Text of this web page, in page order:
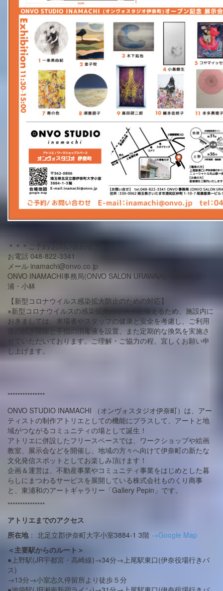
＊＊＊ご予約/お問い合わせ＊＊＊
お電話 048-822-3341
メール inamachi@onvo.co.jp
ONVO INAMACHI事務局(ONVO SALON URAWA内) 担当：三
浦・小林
【新型コロナウイルス感染拡大防止のための対応】
※新型コロナウイルスの感染拡大のリスクに備えるため、施設内に
おきましては、来場者やスタッフの健康と安全を考慮し、ご利用
後の拭き掃除と手指の消毒液を設置、また定期的な換気を実施さ
せていただいております。ご理解・ご協力の程、宜しくお願い申
し上げます。
***************
ONVO STUDIO INAMACHI （オンヴォスタジオ伊奈町）は、アー
ティストの制作アトリエとしての機能にプラスして、アートと地
域がつながるコミュニティの場として誕生！
アトリエに併設したフリースペースでは、ワークショップや絵画
教室、展示会などを開催し、地域の方々へ向けて伊奈町の新たな
文化発信スポットとしてお楽しみ頂けます！
企画＆運営は、不動産事業やコミュニティ事業をはじめとした暮
らしにまつわるサービスを展開している株式会社ものくり商事
と、東浦和のアートギャラリー「Gallery Pepin」です。
***************
アトリエまでのアクセス
所在地： 北足立郡伊奈町大字小室3884-1 3階 →Google Map
＜主要駅からのルート＞
●上野駅(JR宇都宮・高崎線)→34分→上尾駅東口(伊奈役場行きバ
ス)
→13分→小室志久停留所より徒歩５分